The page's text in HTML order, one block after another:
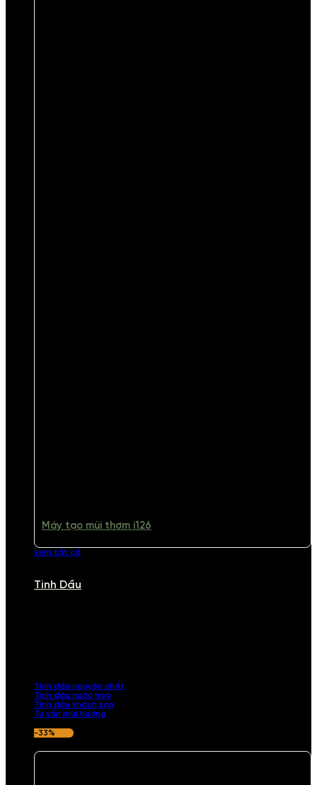
Máy tạo mùi thơm i126
xem tất cả
Tinh Dầu
Tinh dầu nguyên chất
Tinh dầu nước hoa
Tinh dầu khách sạn
Tư vấn mùi hương
-33%